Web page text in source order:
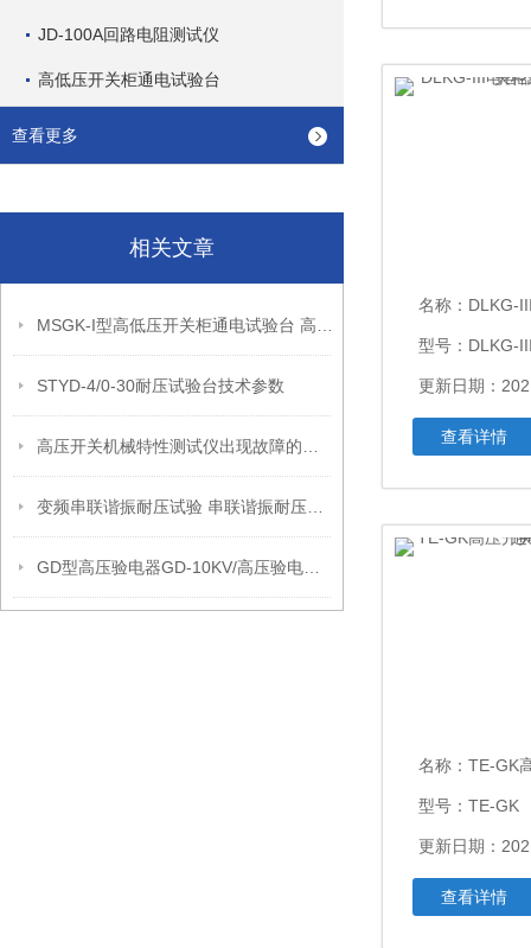
JD-100A回路电阻测试仪
高低压开关柜通电试验台
查看更多
相关文章
STYD-4/0-30耐压试验台技术参数
名称： DLKG-III电容器
型号：DLKG-
更新日期：
查看详情
名称： TE-GK高压开
型号：TE-GK
更新日期：
查看详情